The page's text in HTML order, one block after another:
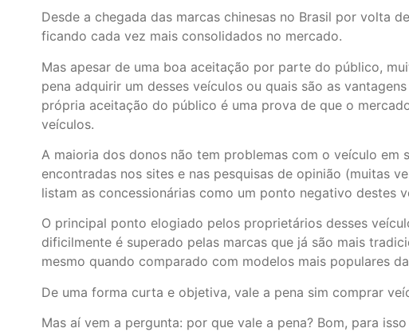
Desde a chegada das marcas chinesas no Brasil por volta
ficando cada vez mais consolidados no mercado.
Mas apesar de uma boa aceitação por parte do público,
pena adquirir um desses veículos ou quais são as
própria aceitação do público é uma prova de que o
veículos.
A maioria dos donos não tem problemas com o veículo em
encontradas nos sites e nas pesquisas de opinião (muitas
listam as concessionárias como um ponto negativo destes
O principal ponto elogiado pelos proprietários desses
dificilmente é superado pelas marcas que já são mais
mesmo quando comparado com modelos mais populares
De uma forma curta e objetiva, vale a pena sim comprar
Mas aí vem a pergunta: por que vale a pena? Bom, para